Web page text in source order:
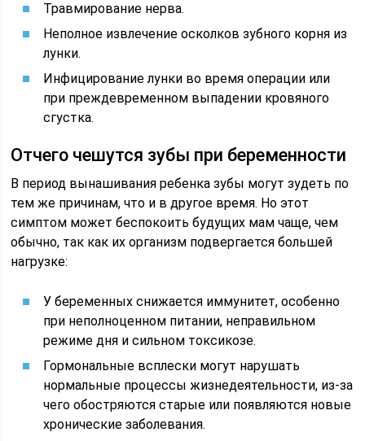
Травмирование нерва.
Неполное извлечение осколков зубного корня из
лунки.
Инфицирование лунки во время операции или
при преждевременном выпадении кровяного
сгустка.
Отчего чешутся зубы при беременности
В период вынашивания ребенка зубы могут зудеть по
тем же причинам, что и в другое время. Но этот
симптом может беспокоить будущих мам чаще, чем
обычно, так как их организм подвергается большей
нагрузке:
У беременных снижается иммунитет, особенно
при неполноценном питании, неправильном
режиме дня и сильном токсикозе.
Гормональные всплески могут нарушать
нормальные процессы жизнедеятельности, из-за
чего обостряются старые или появляются новые
хронические заболевания.